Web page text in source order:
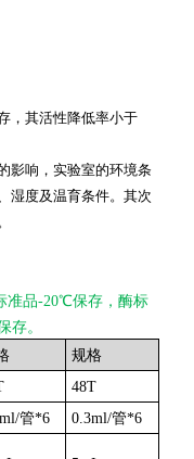
，其活性降低率小于
影响，实验室的环境条
湿度及温育条件。其次
准品-20℃保存，酶标
存。
规格
48T
管*6 0.3ml/管*6